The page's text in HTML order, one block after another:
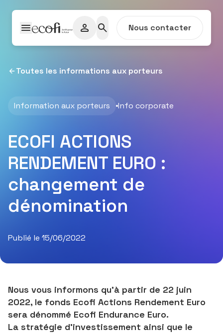
Nous contacter
Toutes les informations aux porteurs
Information aux porteurs Info corporate
ECOFI ACTIONS
RENDEMENT EURO :
changement de
dénomination
Publié le 15/06/2022
Nous vous informons qu'à partir de 22 juin
2022, le fonds Ecofi Actions Rendement Euro
sera dénommé Ecofi Endurance Euro.
La stratégie d'investissement ainsi que le